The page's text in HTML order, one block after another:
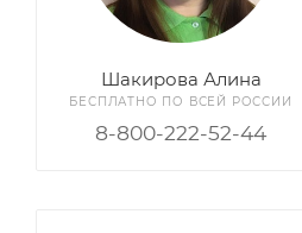
Шакирова Алина
БЕСПЛАТНО ПО ВСЕЙ РОССИИ
8-800-222-52-44